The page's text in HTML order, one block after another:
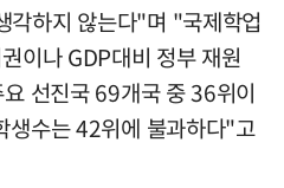
각하지 않는다"며 "국제학업
이나 GDP대비 정부 재원
선진국 69개국 중 36위이
생수는 42위에 불과하다"고